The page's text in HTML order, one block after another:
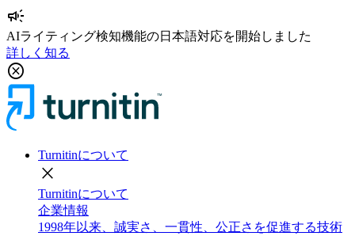
campaign
AIライティング検知機能の日本語対応を開始しました
詳しく知る
cancel
Turnitinについて
close
Turnitinについて
企業情報
1998年以来、誠実さ、一貫性、公正さを促進する技術